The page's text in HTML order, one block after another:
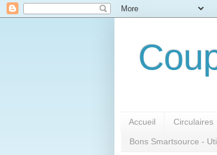
Accueil Circulaires
Bons Smartsource -